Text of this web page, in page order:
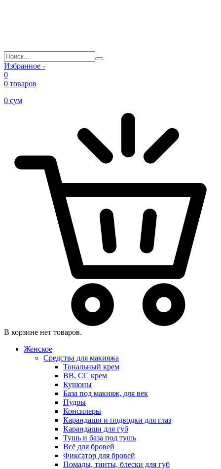
Избранное -
0
0 товаров
0 сум
В корзине нет товаров.
Женское
Средства для макияжа
Тональный крем
BB, CC крем
Кушоны
База под макияж, для век
Пудры
Консилеры
Карандаши и подводки для глаз
Карандаши для губ
Тушь и база под тушь
Всё для бровей
Фиксатор для бровей
Помады, тинты, блески для губ